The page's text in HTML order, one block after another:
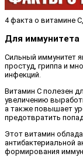
4 факта о витамине
Для иммунитета
Сильный иммунитет
простуд, гриппа и
инфекций.
Витамин С полезен
увеличению
а также повышает
предотвратить
Этот витамин
антибактериальной
формирования